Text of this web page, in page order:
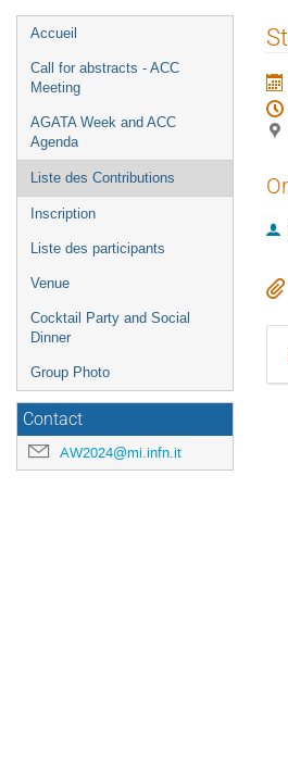
Menu
de
l'événement
Accueil
Call for abstracts - ACC
Meeting
AGATA Week and ACC
Agenda
Liste des Contributions
Inscription
Liste des participants
Venue
Cocktail Party and Social
Dinner
Group Photo
Contact
AW2024@mi.infn.it